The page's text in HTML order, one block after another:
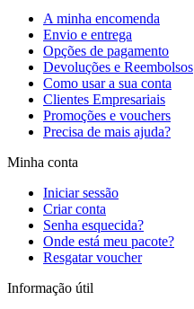
A minha encomenda
Envio e entrega
Opções de pagamento
Devoluções e Reembolsos
Como usar a sua conta
Clientes Empresariais
Promoções e vouchers
Precisa de mais ajuda?
Minha conta
Iniciar sessão
Criar conta
Senha esquecida?
Onde está meu pacote?
Resgatar voucher
Informação útil